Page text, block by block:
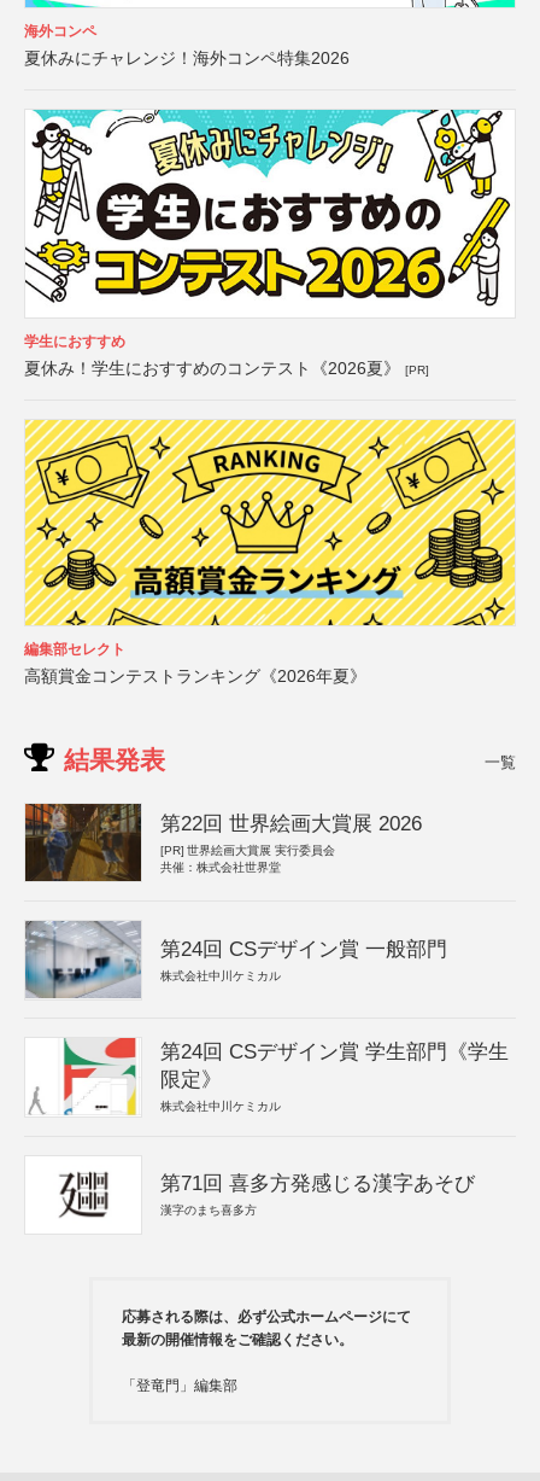
海外コンペ
夏休みにチャレンジ！海外コンペ特集2026
学生におすすめ
夏休み！学生におすすめのコンテスト《2026夏》 [PR]
編集部セレクト
高額賞金コンテストランキング《2026年夏》
結果発表 一覧
第22回 世界絵画大賞展 2026
[PR] 世界絵画大賞展 実行委員会
共催：株式会社世界堂
第24回 CSデザイン賞 一般部門
株式会社中川ケミカル
第24回 CSデザイン賞 学生部門《学生
限定》
株式会社中川ケミカル
第71回 喜多方発感じる漢字あそび
漢字のまち喜多方
応募される際は、必ず公式ホームページにて
最新の開催情報をご確認ください。
「登竜門」編集部